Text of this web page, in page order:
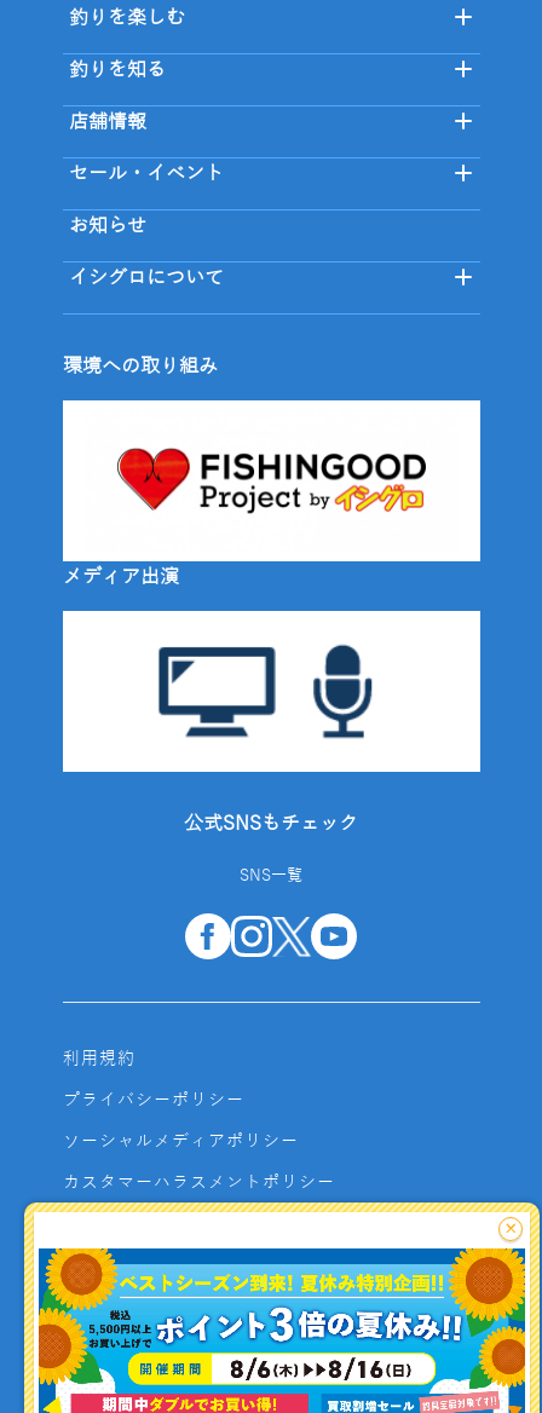
釣り情報を
釣りを楽しむ
釣りを知る
店舗情報
セール・イベント
お知らせ
イシグロについて
環境への取り組み
メディア出演
公式SNSもチェック
SNS一覧
利用規約
プライバシーポリシー
ソーシャルメディアポリシー
カスタマーハラスメントポリシー
よくあるご質問
お問い合わせ
利用者資金の保全方法
×